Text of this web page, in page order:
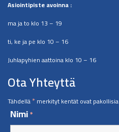
​Asiointipiste avoinna :
ma ja to klo 13 – 19
ti, ke ja pe klo 10 – 16
Juhlapyhien aattoina klo 10 – 16
Ota Yhteyttä
Tähdellä*merkityt kentät ovat pakollisia
Nimi*